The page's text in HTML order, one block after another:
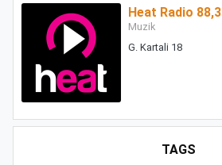
Heat Radio 88,3
Muzik
G. Kartali 18
TAGS